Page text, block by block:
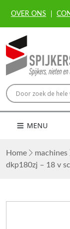
OVER ONS
MENU
Home machines
dkp180zj – 18 v